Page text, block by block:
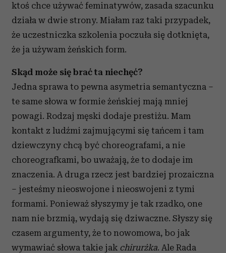
ktoś chce używać feminatywów, zasada szacunku
działa w dwie strony. Miałam raz taki przypadek,
że uczestniczka szkolenia poczuła się dotknięta,
że ja używam żeńskich form.
Skąd może się brać ta niechęć?
Jedna sprawa to pewna asymetria semantyczna –
te same słowa w formie żeńskiej mają mniej
powagi. Rodzaj męski dodaje prestiżu. Mam
kontakt z ludźmi zajmującymi się tańcem i tam
dziewczyny chcą być choreografami, a nie
choreografkami, bo uważają, że to dodaje im
znaczenia. A druga rzecz jest bardziej prozaiczna
– jesteśmy nieoswojone i nieoswojeni z tymi
formami. Ponieważ słyszymy je tak rzadko, one
nam nie brzmią, wydają się dziwaczne. Słyszy się
czasem argumenty, że to nowomowa, bo jak
wymawiać słowa takie jak chirurżka. Ale Rada